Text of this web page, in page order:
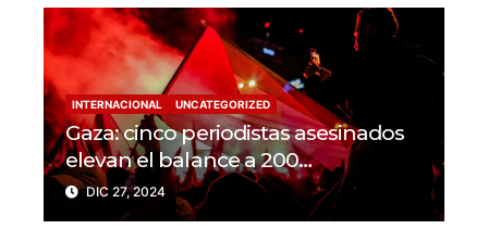
INTERNACIONAL UNCATEGORIZED
Gaza: cinco periodistas asesinados
elevan el balance a 200
trabajadores de la prensa muertos
en 2024
DIC 27, 2024